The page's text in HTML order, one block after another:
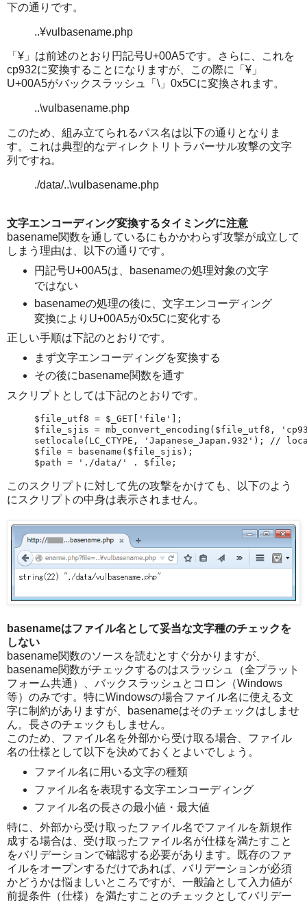
下の通りです。
..¥vulbasename.php
「¥」は前述のとおり円記号U+00A5です。さらに、これを
cp932に変換することになりますが、この際に「¥」
U+00A5がバックスラッシュ「\」0x5Cに変換されます。
..\vulbasename.php
このため、組み立てられるパス名は以下の通りとなりま
す。これは典型的なディレクトリトラバーサル攻撃の文字
列ですね。
./data/..\vulbasename.php
文字エンコーディング変換するタイミングに注意
basename関数を通しているにもかかわらず攻撃が成立して
しまう理由は、以下の通りです。
円記号U+00A5は、basenameの処理対象の文字
ではない
basenameの処理の後に、文字エンコーディング
変換によりU+00A5が0x5Cに変化する
正しい手順は下記のとおりです。
まず文字エンコーディングを変換する
その後にbasename関数を通す
スクリプトとしては下記のとおりです。
$file_utf8 = $_GET['file'];
$file_sjis = mb_convert_encoding($file_utf8,
setlocale(LC_CTYPE, 'Japanese_Japan.932'); //
$file = basename($file_sjis);
このスクリプトに対して先の攻撃をかけても、以下のよう
にスクリプトの中身は表示されません。
basenameはファイル名として妥当な文字種のチェックを
しない
basename関数のソースを読むとすぐ分かりますが、
basename関数がチェックするのはスラッシュ（全プラット
フォーム共通）、バックスラッシュとコロン（Windows
等）のみです。特にWindowsの場合ファイル名に使える文
字に制約がありますが、basenameはそのチェックはしませ
ん。長さのチェックもしません。
このため、ファイル名を外部から受け取る場合、ファイル
名の仕様として以下を決めておくとよいでしょう。
ファイル名に用いる文字の種類
ファイル名を表現する文字エンコーディング
ファイル名の長さの最小値・最大値
特に、外部から受け取ったファイル名でファイルを新規作
成する場合は、受け取ったファイル名が仕様を満たすこと
をバリデーションで確認する必要があります。既存のファ
イルをオープンするだけであれば、バリデーションが必須
かどうかは悩ましいところですが、一般論として入力値が
前提条件（仕様）を満たすことのチェックとしてバリデー